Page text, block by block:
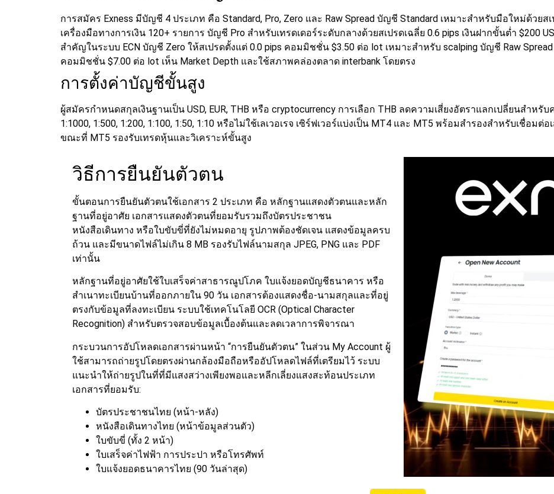
การสมัคร Exness มีบัญชี 4 ประเภท คือ Standard, Pro, Zero และ Raw Spread บัญชี Standard เหมาะสำหรับมือใหม่ด้วย
เครื่องมือทางการเงิน 120+ รายการ บัญชี Pro สำหรับเทรดเดอร์ระดับกลางด้วยสเปรดเฉลี่ย 0.6 pips เงินฝากขั้นต่ำ $200
สำคัญในระบบ ECN บัญชี Zero ให้สเปรดตั้งแต่ 0.0 pips คอมมิชชั่น $3.50 ต่อ lot เหมาะสำหรับ scalping บัญชี Raw
คอมมิชชั่น $7.00 ต่อ lot เห็น Market Depth และใช้สภาพคล่องตลาด interbank โดยตรง
การตั้งค่าบัญชีขั้นสูง
ผู้สมัครกำหนดสกุลเงินฐานเป็น USD, EUR, THB หรือ cryptocurrency การเลือก THB ลดความเสี่ยงอัตราแลกเปลี่ยนสำหรับ
1:1000, 1:500, 1:200, 1:100, 1:50, 1:10 หรือไม่ใช้เลเวอเรจ เซิร์ฟเวอร์แบ่งเป็น MT4 และ MT5 พร้อมสำรองสำหรับเชื่อมต่อ
ขณะที่ MT5 รองรับเทรดหุ้นและวิเคราะห์ขั้นสูง
วิธีการยืนยันตัวตน
ขั้นตอนการยืนยันตัวตนใช้เอกสาร 2 ประเภท คือ หลักฐานแสดงตัวตนและหลัก
ฐานที่อยู่อาศัย เอกสารแสดงตัวตนที่ยอมรับรวมถึงบัตรประชาชน
หนังสือเดินทาง หรือใบขับขี่ที่ยังไม่หมดอายุ รูปภาพต้องชัดเจน แสดงข้อมูลครบ
ถ้วน และมีขนาดไฟล์ไม่เกิน 8 MB รองรับไฟล์นามสกุล JPEG, PNG และ PDF
เท่านั้น
หลักฐานที่อยู่อาศัยใช้ใบเสร็จค่าสาธารณูปโภค ใบแจ้งยอดบัญชีธนาคาร หรือ
สำเนาทะเบียนบ้านที่ออกภายใน 90 วัน เอกสารต้องแสดงชื่อ-นามสกุลและที่อยู่
ตรงกับข้อมูลที่ลงทะเบียน ระบบใช้เทคโนโลยี OCR (Optical Character
Recognition) สำหรับตรวจสอบข้อมูลเบื้องต้นและลดเวลาการพิจารณา
กระบวนการอัปโหลดเอกสารผ่านหน้า “การยืนยันตัวตน” ในส่วน My Account ผู้
ใช้สามารถถ่ายรูปโดยตรงผ่านกล้องมือถือหรืออัปโหลดไฟล์ที่เตรียมไว้ ระบบ
แนะนำให้ถ่ายรูปในที่ที่มีแสงสว่างเพียงพอและหลีกเลี่ยงแสงสะท้อนประเภท
เอกสารที่ยอมรับ:
บัตรประชาชนไทย (หน้า-หลัง)
หนังสือเดินทางไทย (หน้าข้อมูลส่วนตัว)
ใบขับขี่ (ทั้ง 2 หน้า)
ใบเสร็จค่าไฟฟ้า การประปา หรือโทรศัพท์
ใบแจ้งยอดธนาคารไทย (90 วันล่าสุด)